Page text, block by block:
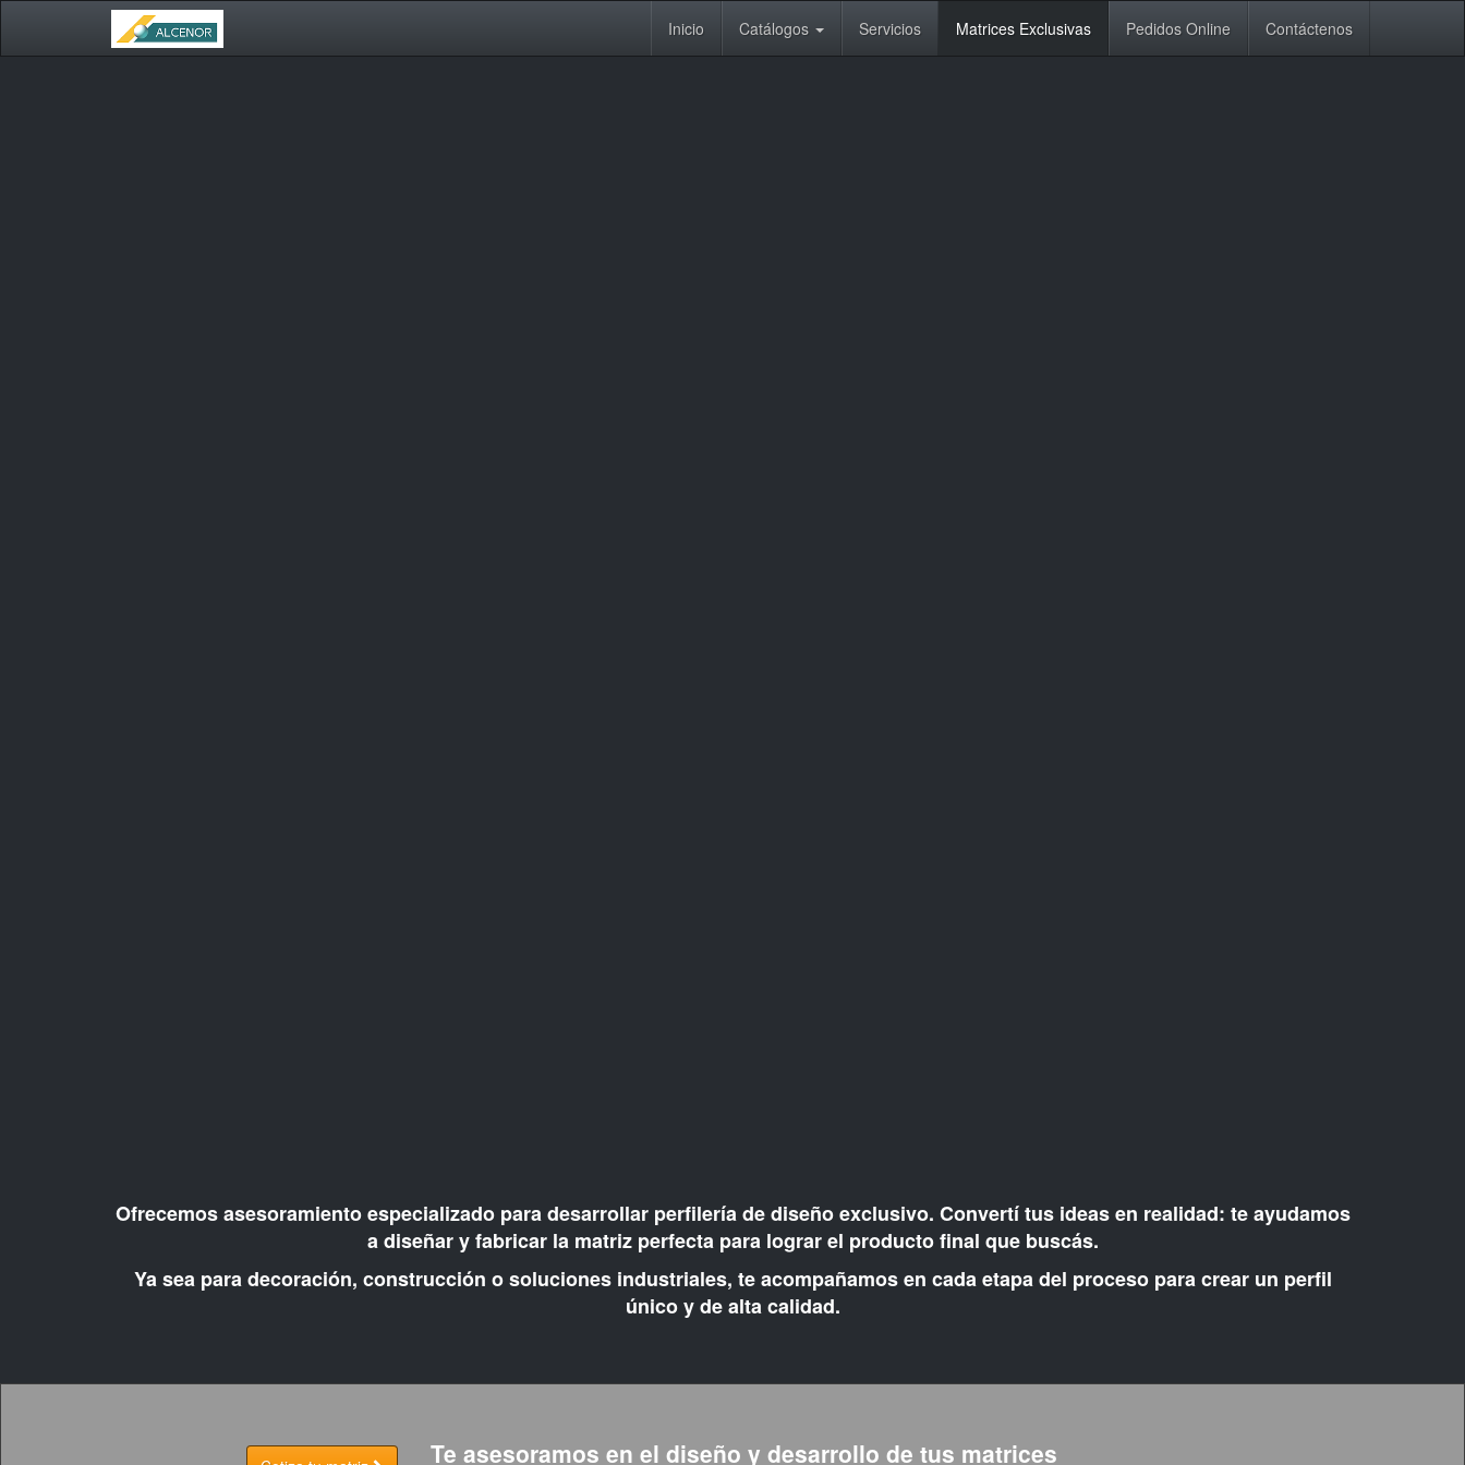
Inicio Catálogos Servicios Matrices Exclusivas Pedidos Online Contáctenos
Ofrecemos asesoramiento especializado para desarrollar perfilería de diseño exclusivo. Convertí tus ideas en realidad: te ayudamos
a diseñar y fabricar la matriz perfecta para lograr el producto final que buscás.
Ya sea para decoración, construcción o soluciones industriales, te acompañamos en cada etapa del proceso para crear un perfil
único y de alta calidad.
Te asesoramos en el diseño y desarrollo de tus matrices